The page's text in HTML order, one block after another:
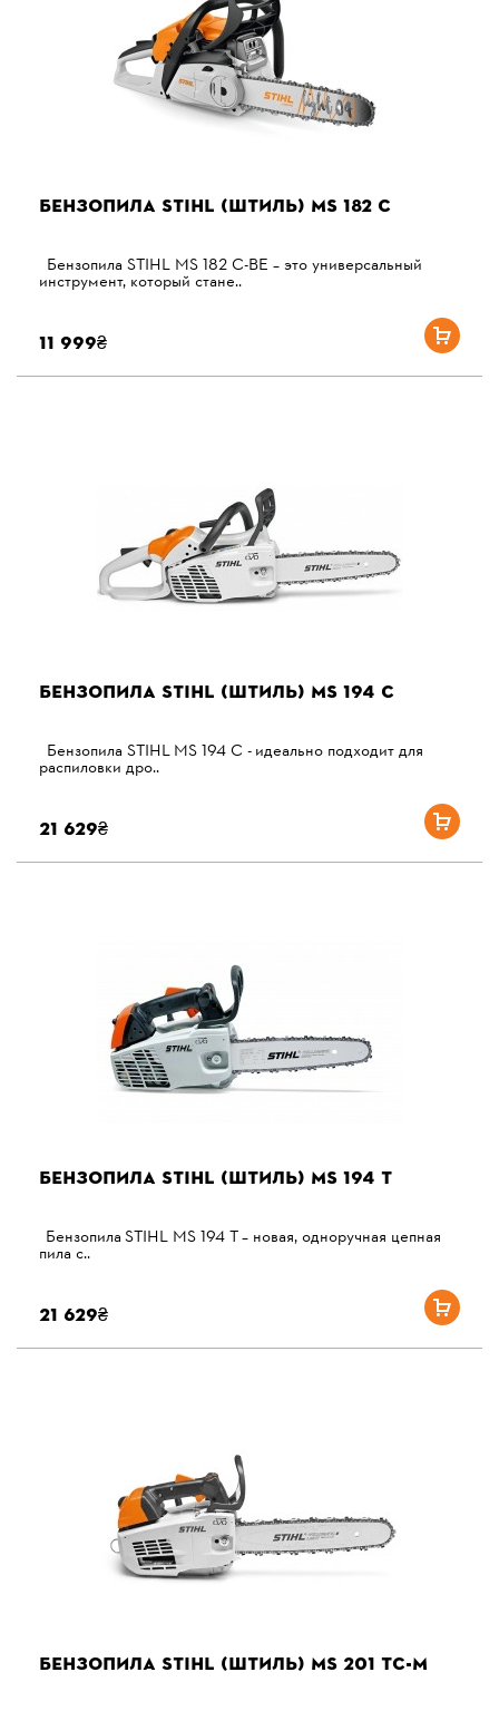
БЕНЗОПИЛА STIHL (ШТИЛЬ) MS 182 C
Бензопила STIHL MS 182 C-BE – это универсальный
инструмент, который стане..
11 999₴
БЕНЗОПИЛА STIHL (ШТИЛЬ) MS 194 C
Бензопила STIHL MS 194 C - идеально подходит для
распиловки дро..
21 629₴
БЕНЗОПИЛА STIHL (ШТИЛЬ) MS 194 T
Бензопила STIHL MS 194 T – новая, одноручная цепная
пила с..
21 629₴
БЕНЗОПИЛА STIHL (ШТИЛЬ) MS 201 TС-М